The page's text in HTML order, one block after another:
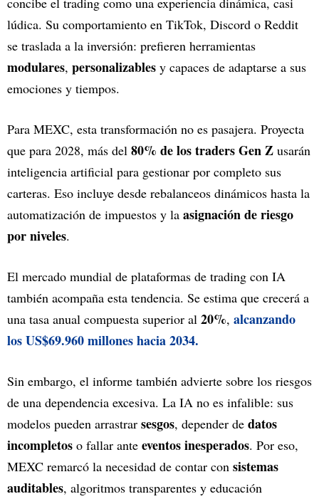
lúdica. Su comportamiento en TikTok, Discord o Reddit
se traslada a la inversión: prefieren herramientas
modulares, personalizables y capaces de adaptarse a sus
emociones y tiempos.
Para MEXC, esta transformación no es pasajera. Proyecta
que para 2028, más del 80% de los traders Gen Z usarán
inteligencia artificial para gestionar por completo sus
carteras. Eso incluye desde rebalanceos dinámicos hasta la
automatización de impuestos y la asignación de riesgo
por niveles.
El mercado mundial de plataformas de trading con IA
también acompaña esta tendencia. Se estima que crecerá a
una tasa anual compuesta superior al 20%, alcanzando
los US$69.960 millones hacia 2034.
Sin embargo, el informe también advierte sobre los riesgos
de una dependencia excesiva. La IA no es infalible: sus
modelos pueden arrastrar sesgos, depender de datos
incompletos o fallar ante eventos inesperados. Por eso,
MEXC remarcó la necesidad de contar con sistemas
auditables, algoritmos transparentes y educación